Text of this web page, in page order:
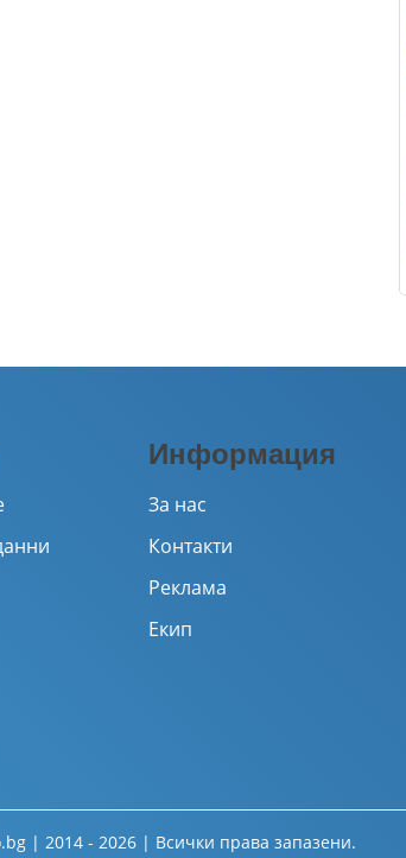
Информация
За нас
Контакти
Реклама
Екип
| 2014 - 2026 | Всички права запазени.